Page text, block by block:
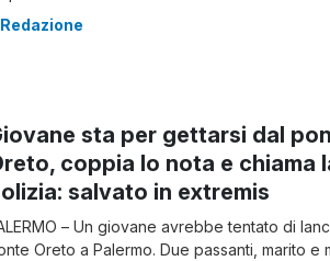
Nel pomeriggio della giornata di
Redazione
sta per gettarsi dal
coppia lo nota e chiama
salvato in extremis
– Un giovane avrebbe tentato di
Oreto a Palermo. Due passanti, marito e